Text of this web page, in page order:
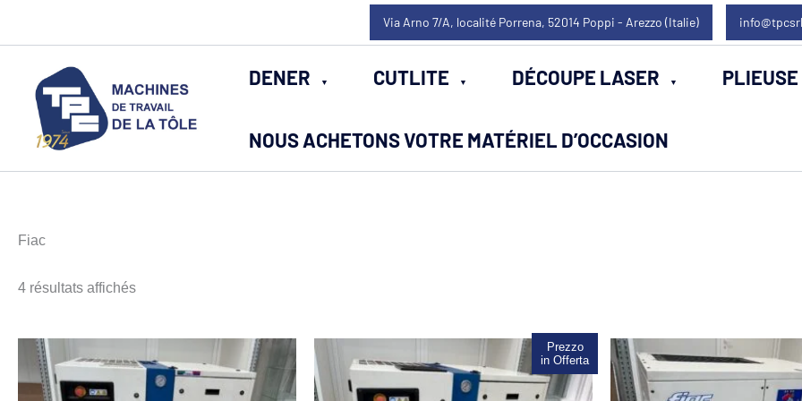
Via Arno 7/A, localité Porrena, 52014 Poppi - Arezzo (Italie)
DENER CUTLITE DÉCOUPE LASER PLIEUSE
NOUS ACHETONS VOTRE MATÉRIEL D’OCCASION
Fiac
4 résultats affichésTrié
plus
ancien
Promo !
Prezzo
in Offerta